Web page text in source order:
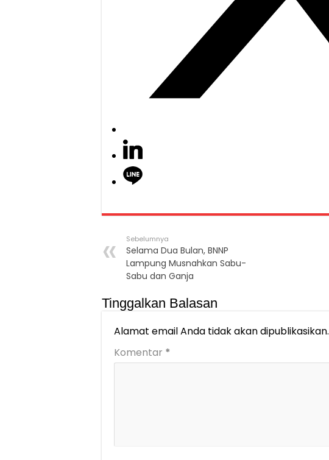
Sebelumnya
Selama Dua Bulan, BNNP
Lampung Musnahkan Sabu-
Sabu dan Ganja
Tinggalkan Balasan
Alamat email Anda tidak akan dipublikasikan.
Komentar *